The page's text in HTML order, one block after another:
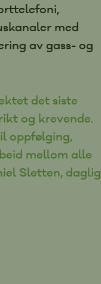
med
av gass- og
det siste
og krevende.
oppfølging,
mellom alle
Sletten, daglig